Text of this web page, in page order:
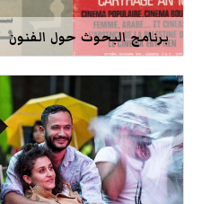
برنامج البحوث حول الفنون